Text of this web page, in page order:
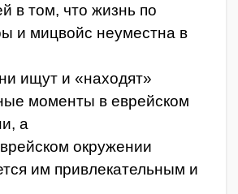
в том, что жизнь по
и мицвойс неуместна в
ищут и «находят»
моменты в еврейском
а
окружении
им привлекательным и